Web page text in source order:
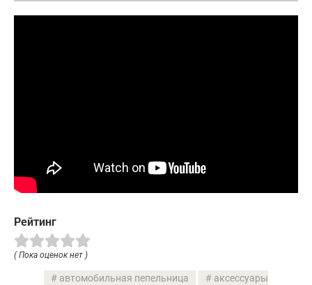
Рейтинг
( Пока оценок нет )
автомобильная пепельница
аксессуары